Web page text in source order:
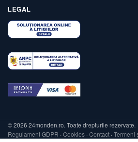
LEGAL
© 2026 24monden.ro. Toate drepturile rezervate.
Regulament GDPR ·Cookies ·Contact ·Termeni